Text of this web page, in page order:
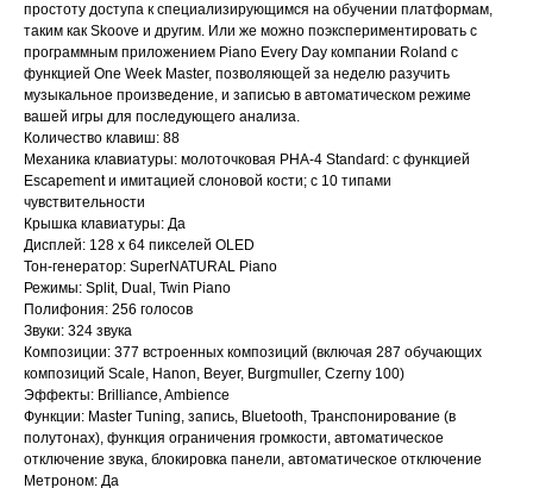
простоту доступа к специализирующимся на обучении платформам,
таким как Skoove и другим. Или же можно поэкспериментировать с
программным приложением Piano Every Day компании Roland с
функцией One Week Master, позволяющей за неделю разучить
музыкальное произведение, и записью в автоматическом режиме
вашей игры для последующего анализа.
Количество клавиш: 88
Механика клавиатуры: молоточковая PHA-4 Standard: с функцией
Escapement и имитацией слоновой кости; с 10 типами
чувствительности
Крышка клавиатуры: Да
Дисплей: 128 x 64 пикселей OLED
Тон-генератор: SuperNATURAL Piano
Режимы: Split, Dual, Twin Piano
Полифония: 256 голосов
Звуки: 324 звука
Композиции: 377 встроенных композиций (включая 287 обучающих
композиций Scale, Hanon, Beyer, Burgmuller, Czerny 100)
Эффекты: Brilliance, Ambience
Функции: Master Tuning, запись, Bluetooth, Транспонирование (в
полутонах), функция ограничения громкости, автоматическое
отключение звука, блокировка панели, автоматическое отключение
Метроном: Да